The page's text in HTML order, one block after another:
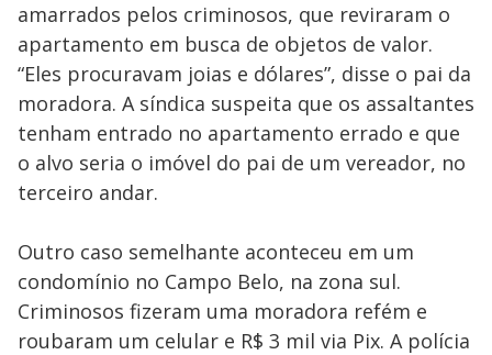
amarrados pelos criminosos, que reviraram o
apartamento em busca de objetos de valor.
“Eles procuravam joias e dólares”, disse o pai da
moradora. A síndica suspeita que os assaltantes
tenham entrado no apartamento errado e que
o alvo seria o imóvel do pai de um vereador, no
terceiro andar.
Outro caso semelhante aconteceu em um
condomínio no Campo Belo, na zona sul.
Criminosos fizeram uma moradora refém e
roubaram um celular e R$ 3 mil via Pix. A polícia